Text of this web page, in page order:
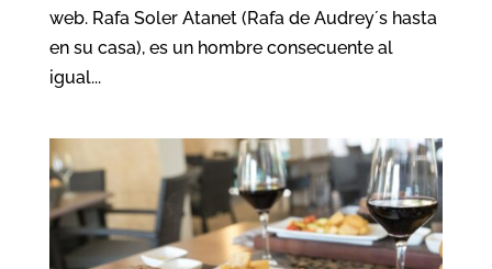
web. Rafa Soler Atanet (Rafa de Audrey´s hasta
en su casa), es un hombre consecuente al
igual...